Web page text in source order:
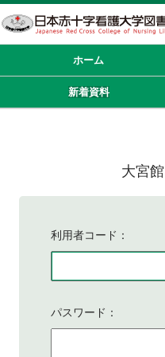
ホーム
新着資料
大宮館
利用者コード
パスワード